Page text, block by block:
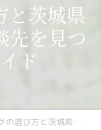
と茨城県
先を見つ
ド
で自分に合う相談先を見つけるための実践ガイド